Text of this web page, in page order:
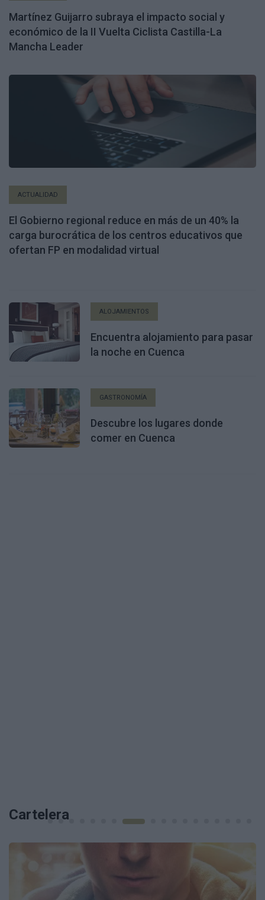
Martínez Guijarro subraya el impacto social y
económico de la II Vuelta Ciclista Castilla-La
Mancha Leader
ACTUALIDAD
El Gobierno regional reduce en más de un 40% la
carga burocrática de los centros educativos que
ofertan FP en modalidad virtual
ALOJAMIENTOS
Encuentra alojamiento para pasar
la noche en Cuenca
GASTRONOMÍA
Descubre los lugares donde
comer en Cuenca
Cartelera